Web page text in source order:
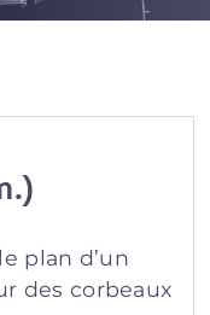
plan d’un
des corbeaux